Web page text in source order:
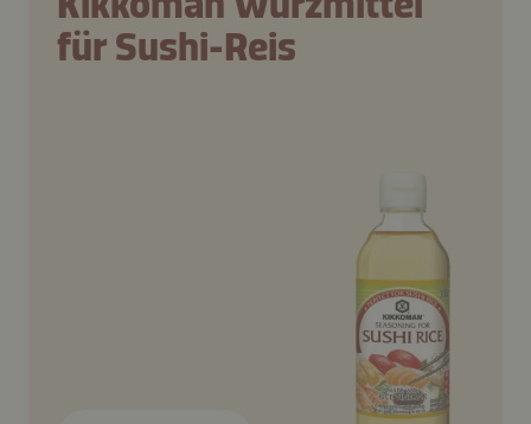
für Sushi-Reis